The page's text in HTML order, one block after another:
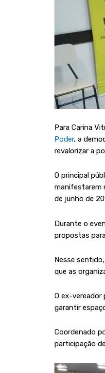
Para Carina
Poder, a
revalorizar a
O principal
manifestarem
de junho de
Durante o
propostas
Nesse
que as
O ex-
garantir
Coordenado
participação